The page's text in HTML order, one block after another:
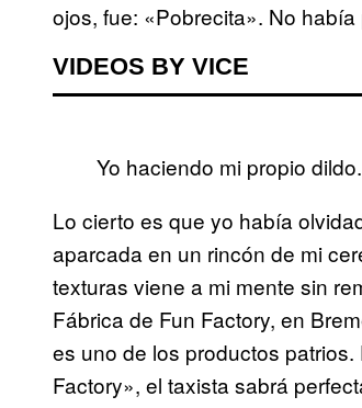
ojos, fue: «Pobrecita». No
VIDEOS BY VICE
Yo haciendo mi propio
Lo cierto es que yo había
aparcada en un rincón de mi
texturas viene a mi mente sin
Fábrica de Fun Factory, en
es uno de los productos
Factory», el taxista sabrá